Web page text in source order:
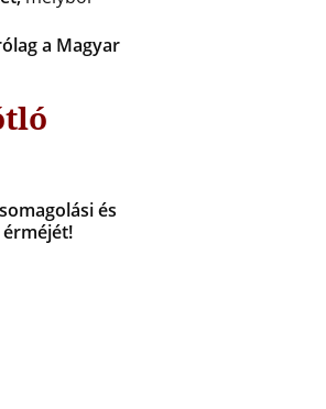
a Magyar
és
érméjét!